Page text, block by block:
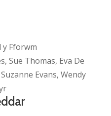
y Fforwm
Sue Thomas, Eva De
Evans, Wendy